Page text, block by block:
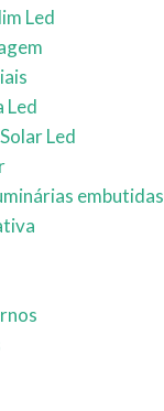
Led
Led
Led
embutidas